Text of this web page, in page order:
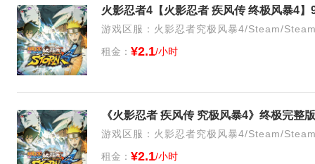
游戏区服：火影忍者究极风暴4/Steam/
租金： ¥2.1/小时
《火影忍者 疾风传 究极风暴4》终极完整
游戏区服：火影忍者究极风暴4/Steam/
租金： ¥2.1/小时